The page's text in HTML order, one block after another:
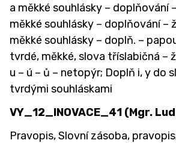
a měkké souhlásky – doplňování
měkké souhlásky – doplňování –
měkké souhlásky – doplň. –
tvrdé, měkké, slova tříslabičná –
u – ú – ů – netopýr; Doplň i, y do
tvrdými souhláskami
VY_12_INOVACE_41 (Mgr.
Pravopis, Slovní zásoba,